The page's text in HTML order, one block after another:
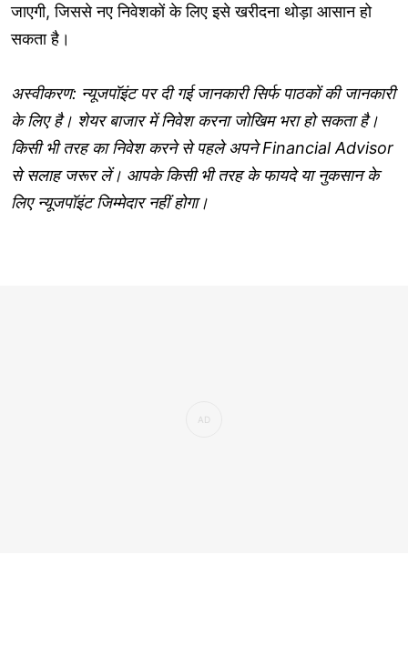
जाएगी, जिससे नए निवेशकों के लिए इसे खरीदना थोड़ा आसान हो
सकता है।
अस्वीकरण: न्यूजपॉइंट पर दी गई जानकारी सिर्फ पाठकों की जानकारी
के लिए है। शेयर बाजार में निवेश करना जोखिम भरा हो सकता है।
किसी भी तरह का निवेश करने से पहले अपने Financial Advisor
से सलाह जरूर लें। आपके किसी भी तरह के फायदे या नुकसान के
लिए न्यूजपॉइंट जिम्मेदार नहीं होगा।